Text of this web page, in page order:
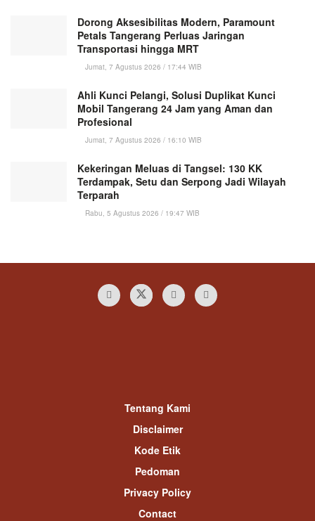
Dorong Aksesibilitas Modern, Paramount
Petals Tangerang Perluas Jaringan
Transportasi hingga MRT
Jumat, 7 Agustus 2026 / 17:44 WIB
Ahli Kunci Pelangi, Solusi Duplikat Kunci
Mobil Tangerang 24 Jam yang Aman dan
Profesional
Jumat, 7 Agustus 2026 / 16:10 WIB
Kekeringan Meluas di Tangsel: 130 KK
Terdampak, Setu dan Serpong Jadi Wilayah
Terparah
Rabu, 5 Agustus 2026 / 19:47 WIB
Tentang Kami
Disclaimer
Kode Etik
Pedoman
Privacy Policy
Contact